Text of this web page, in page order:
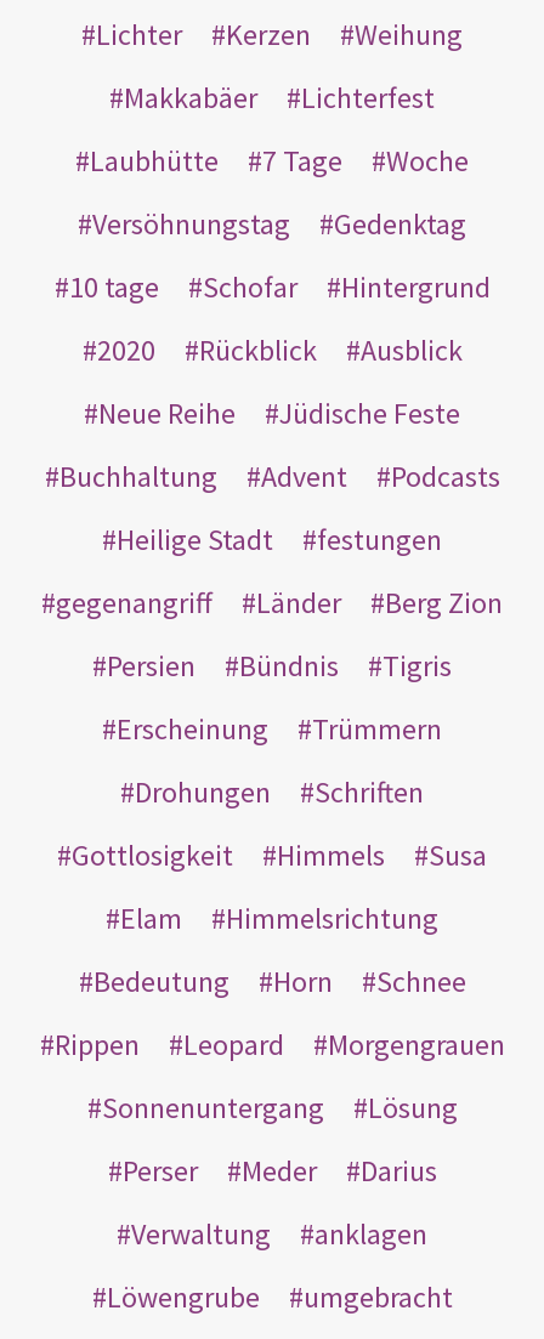
Lichter
Kerzen
Weihung
Makkabäer
Lichterfest
Laubhütte
7 Tage
Woche
Versöhnungstag
Gedenktag
10 tage
Schofar
Hintergrund
2020
Rückblick
Ausblick
Neue Reihe
Jüdische Feste
Buchhaltung
Advent
Podcasts
Heilige Stadt
festungen
gegenangriff
Länder
Berg Zion
Persien
Bündnis
Tigris
Erscheinung
Trümmern
Drohungen
Schriften
Gottlosigkeit
Himmels
Susa
Elam
Himmelsrichtung
Bedeutung
Horn
Schnee
Rippen
Leopard
Morgengrauen
Sonnenuntergang
Lösung
Perser
Meder
Darius
Verwaltung
anklagen
Löwengrube
umgebracht